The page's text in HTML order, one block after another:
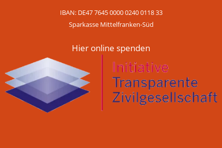
IBAN: DE47 7645 0000 0240 0118 33
Sparkasse Mittelfranken-Süd
Hier online spenden